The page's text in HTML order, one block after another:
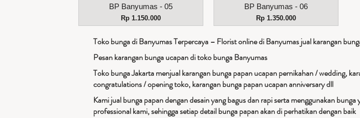
Tampilan Cepat
BP Banyumas - 05
Harga
Rp 1.150.000
Tampilan Cepat
BP Banyumas - 06
Harga
Rp 1.350.000
Toko bunga di Banyumas Terpercaya – Florist online di Banyumas jual karangan
Pesan karangan bunga ucapan di toko bunga Banyumas
Toko bunga Jakarta menjual karangan bunga papan ucapan pernikahan / wedding,
congratulations / opening toko, karangan bunga papan ucapan anniversary dll
Kami jual bunga papan dengan desain yang bagus dan rapi serta menggunakan
professional kami, sehingga setiap detail bunga papan akan di perhatikan dengan baik